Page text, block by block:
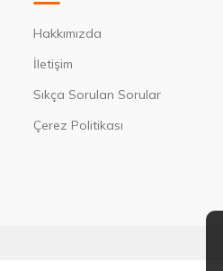
Hakkımızda
İletişim
Sıkça Sorulan Sorular
Çerez Politikası